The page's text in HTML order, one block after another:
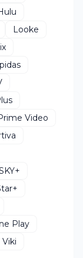
Looke
Video
Play
Viki